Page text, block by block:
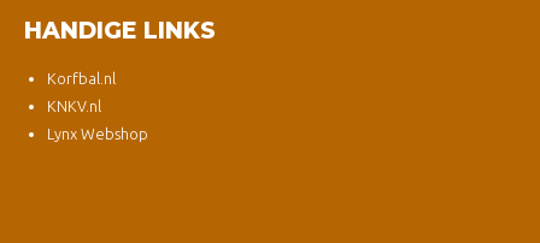
HANDIGE LINKS
Korfbal.nl
KNKV.nl
Lynx Webshop